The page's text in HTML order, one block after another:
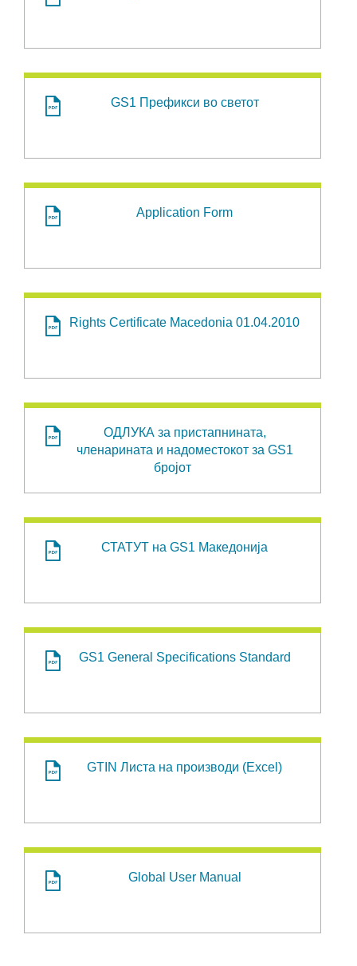
GS1 Префикси во светот
Application Form
Rights Certificate Macedonia 01.04.2010
ОДЛУКА за пристапнината,
членарината и надоместокот за GS1
бројот
СТАТУТ на GS1 Македонија
GS1 General Specifications Standard
GTIN Листа на производи (Excel)
Global User Manual